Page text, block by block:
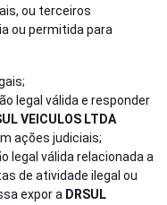
ou terceiros
ou permitida para
legal válida e responder
VEICULOS LTDA
ações judiciais;
legal válida relacionada a
de atividade ilegal ou
expor a DRSUL